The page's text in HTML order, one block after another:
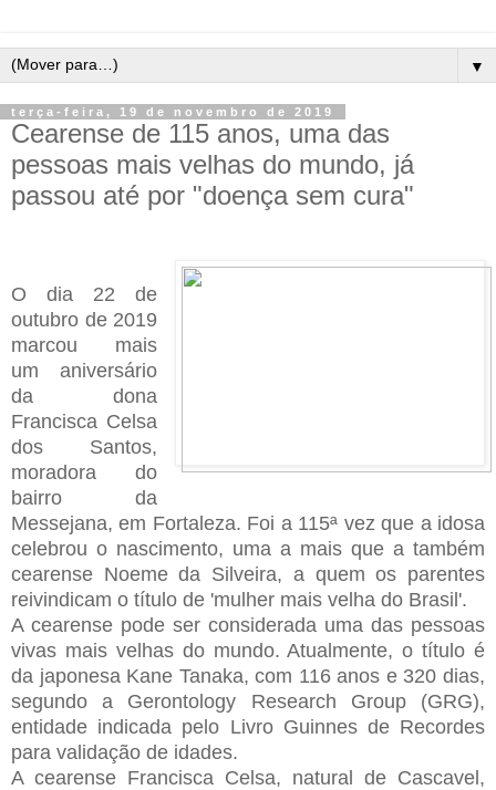
▼
terça-feira, 19 de novembro de 2019
Cearense de 115 anos, uma das
pessoas mais velhas do mundo, já
passou até por "doença sem cura"
O dia 22 de
outubro de 2019
marcou mais
um aniversário
da dona
Francisca Celsa
dos Santos,
moradora do
bairro da
Messejana, em Fortaleza. Foi a 115ª vez que a idosa
celebrou o nascimento, uma a mais que a também
cearense Noeme da Silveira, a quem os parentes
reivindicam o título de 'mulher mais velha do Brasil'.
A cearense pode ser considerada uma das pessoas
vivas mais velhas do mundo. Atualmente, o título é
da japonesa Kane Tanaka, com 116 anos e 320 dias,
segundo a Gerontology Research Group (GRG),
entidade indicada pelo Livro Guinnes de Recordes
para validação de idades.
A cearense Francisca Celsa, natural de Cascavel,